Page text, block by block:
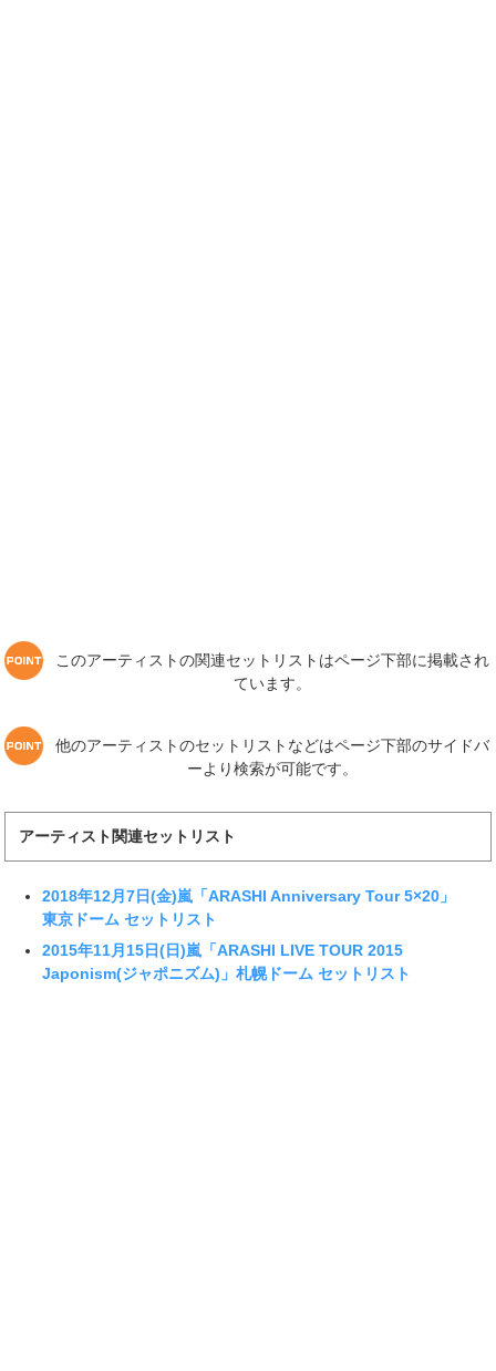
このアーティストの関連セットリストはページ下部に掲載され
ています。
他のアーティストのセットリストなどはページ下部のサイドバ
ーより検索が可能です。
アーティスト関連セットリスト
2018年12月7日(金)嵐「ARASHI Anniversary Tour 5×20」
東京ドーム セットリスト
2015年11月15日(日)嵐「ARASHI LIVE TOUR 2015
Japonism(ジャポニズム)」札幌ドーム セットリスト